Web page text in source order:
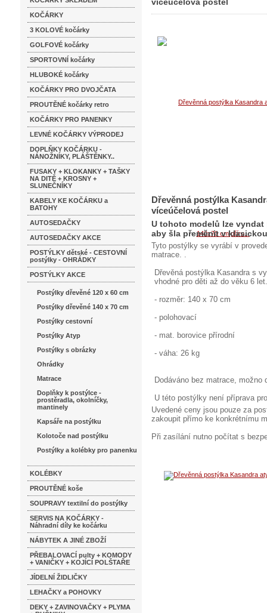
KOČÁRKY
3 KOLOVÉ kočárky
GOLFOVÉ kočárky
SPORTOVNÍ kočárky
HLUBOKÉ kočárky
KOČÁRKY PRO DVOJČATA
PROUTĚNÉ kočárky retro
KOČÁRKY PRO PANENKY
LEVNÉ KOČÁRKY VÝPRODEJ
DOPLŇKY KOČÁRKU -
NÁNOŽNÍKY, PLÁŠTĚNKY..
FUSAKY + KLOKANKY + TAŠKY
NA DITĚ + KROSNY +
SLUNEČNÍKY
KABELY KE KOČÁRKU a
BATOHY
AUTOSEDAČKY
AUTOSEDAČKY AKCE
POSTÝLKY dětské - CESTOVNÍ
postýlky - OHRÁDKY
POSTÝLKY AKCE
Postýlky dřevěné 120 x 60 cm
Postýlky dřevěné 140 x 70 cm
Postýlky cestovní
Postýlky Atyp
Postýlky s obrázky
Ohrádky
Matrace
Doplňky k postýlce -
prostěradla, okolníčky,
mantinely
Kapsáře na postýlku
Kolotoče nad postýlku
Postýlky a kolébky pro panenku
KOLÉBKY
PROUTĚNÉ koše
SOUPRAVY textilní do postýlky
SERVIS NA KOČÁRKY -
Náhradní díly ke kočárku
NÁBYTEK A JINÉ ZBOŽÍ
PŘEBALOVACÍ pulty + KOMODY
+ VANIČKY + KOJÍCÍ POLŠTAŘE
JÍDELNÍ ŽIDLIČKY
LEHAČKY a POHOVKY
DEKY + ZAVINOVAČKY + PLYMA
postel
Dřevěnná postýlka
víceúčelová postel
U tohoto modelů lze
aby šla přeměnit v
Tyto postýlky se vyrábí v
matrace. .
Dřevěná postýlka Kasandra s
vhodné pro děti až do věku 6 let.
- rozměr: 140 x 70 cm
- polohovací
- mat. borovice přírodní
- váha: 26 kg
Dodáváno bez matrace, možno
U této postýlky není příprava
Uvedené ceny jsou pouze za
zakoupit přímo ke konkrétnímu
Při zasílání nutno počítat s